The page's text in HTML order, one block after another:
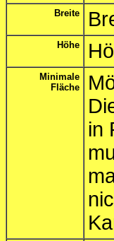
Breite
Höhe
Minimale
Fläche
in